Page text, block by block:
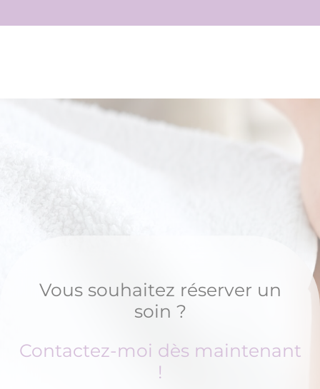
Vous souhaitez réserver un
soin ?
Contactez-moi dès maintenant
!